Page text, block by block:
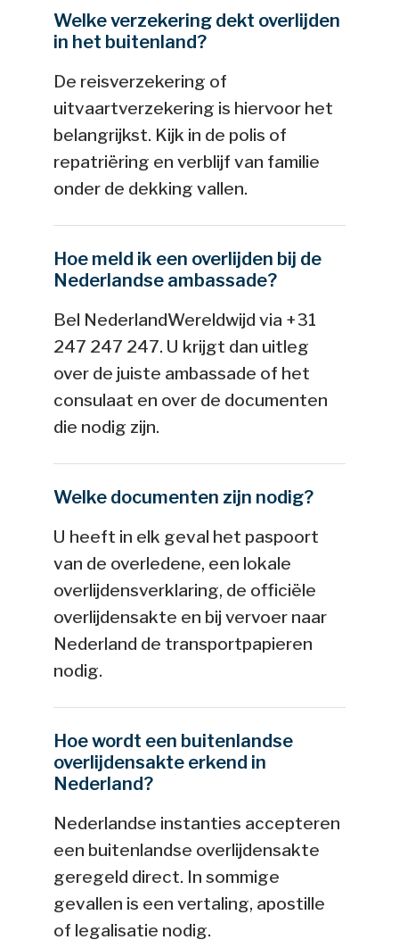
Welke verzekering dekt overlijden
in het buitenland?
De reisverzekering of
uitvaartverzekering is hiervoor het
belangrijkst. Kijk in de polis of
repatriëring en verblijf van familie
onder de dekking vallen.
Hoe meld ik een overlijden bij de
Nederlandse ambassade?
Bel NederlandWereldwijd via +31
247 247 247. U krijgt dan uitleg
over de juiste ambassade of het
consulaat en over de documenten
die nodig zijn.
Welke documenten zijn nodig?
U heeft in elk geval het paspoort
van de overledene, een lokale
overlijdensverklaring, de officiële
overlijdensakte en bij vervoer naar
Nederland de transportpapieren
nodig.
Hoe wordt een buitenlandse
overlijdensakte erkend in
Nederland?
Nederlandse instanties accepteren
een buitenlandse overlijdensakte
geregeld direct. In sommige
gevallen is een vertaling, apostille
of legalisatie nodig.